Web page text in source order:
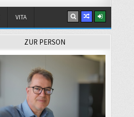
VITA
ZUR PERSON